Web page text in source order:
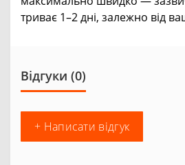
триває 1–2 дні, залежно від
Відгуки (0)
+ Написати відгук